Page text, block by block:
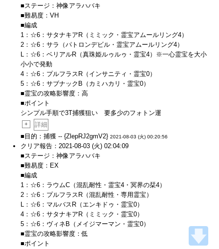
■ステージ：神像アラハバキ
■難易度：VH
■編成
1：☆6：サタナキアR（ミミック・霊宝アムールリング4）
2：☆6：サラ（パトロンデビル・霊宝アムールリング4）
L：☆6：ベリアルR（真珠姫ルゥルゥ・霊宝4）※一心霊宝を大小
小小で発動
4：☆6：プルフラスR（インサニティ・霊宝0）
5：☆6：サブナックB（カミハカリ・霊宝0）
■霊宝の攻略影響度：高
■ポイント
シンプル手順で3T捕獲狙い 要多少のフォトン運
+
詳細
■目的：捕獲 -- {ZlepRJ2gmV2} 2021-08-03 (火) 00:20:56
クリア報告：2021-08-03 (火) 02:04:09
■ステージ：神像アラハバキ
■難易度：EX
■編成
1：☆6：ラウムC（混乱耐性・霊宝4・冥界の栞4）
2：☆6：プルフラスR（混乱耐性・専用霊宝）
L：☆6：マルバスR（エンキドゥ・霊宝0）
4：☆6：サタナキアR（ミミック・霊宝0）
5：☆6：ヴィネB（メイジマーマン・霊宝0）
■霊宝の攻略影響度：低
■ポイント